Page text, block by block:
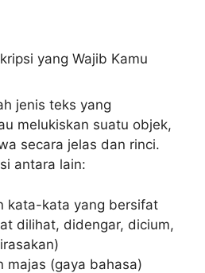
jenis teks yang
melukiskan suatu objek,
secara jelas dan rinci.
antara lain:
kata-kata yang bersifat
dilihat, didengar, dicium,
majas (gaya bahasa)